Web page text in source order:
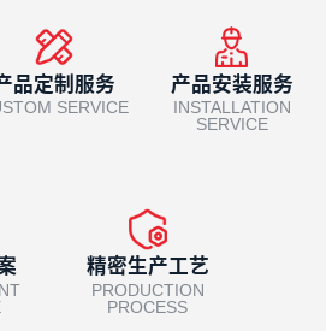
品定制服务
SERVICE
产品安装服务
INSTALLATION
SERVICE
精密生产工艺
PRODUCTION
PROCESS